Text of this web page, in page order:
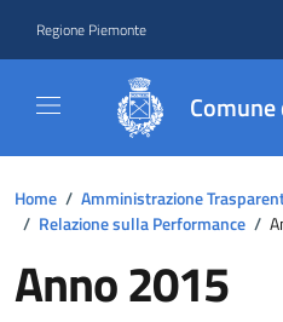
Regione Piemonte
Home / Amministrazione
/ Relazione sulla Performance /
Anno 2015